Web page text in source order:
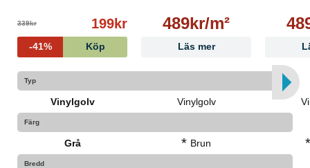
339kr 199kr
-41% Köp
489kr/m²
Läs mer
Typ
Vinylgolv Vinylgolv
Färg
Grå * Brun *
Bredd